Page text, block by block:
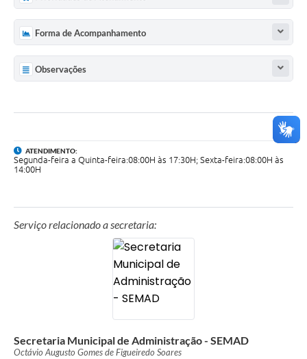
Forma de Acompanhamento
Observações
ATENDIMENTO:
Segunda-feira a Quinta-feira:08:00H às 17:30H; Sexta-feira:08:00H às
14:00H
Serviço relacionado a secretaria:
Secretaria Municipal de Administração - SEMAD
Octávio Augusto Gomes de Figueiredo Soares